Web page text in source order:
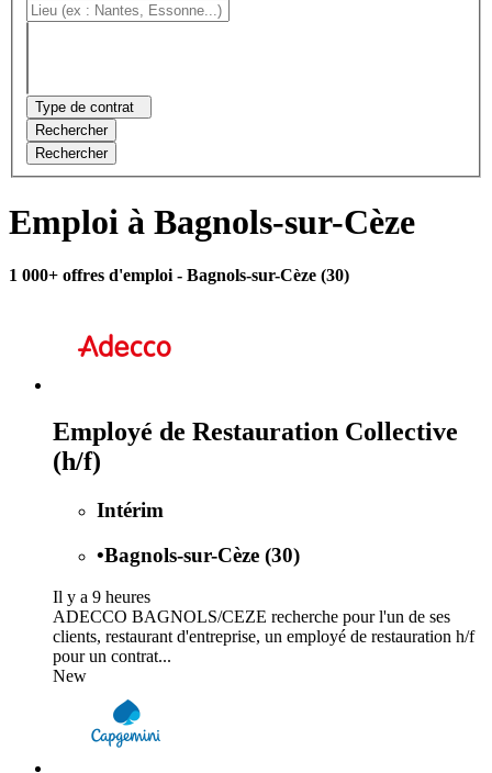
Type de contrat
Rechercher
Rechercher
Emploi à Bagnols-sur-Cèze
1 000+ offres d'emploi - Bagnols-sur-Cèze (30)
Employé de Restauration Collective
(h/f)
Intérim
•Bagnols-sur-Cèze (30)
Il y a 9 heures
ADECCO BAGNOLS/CEZE recherche pour l'un de ses
clients, restaurant d'entreprise, un employé de restauration h/f
pour un contrat...
New